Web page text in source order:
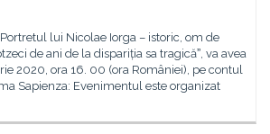
lui Nicolae Iorga – istoric, om de
de ani de la dispariția sa tragicăˮ, va avea
2020, ora 16. 00 (ora României), pe contul
Sapienza: Evenimentul este organizat